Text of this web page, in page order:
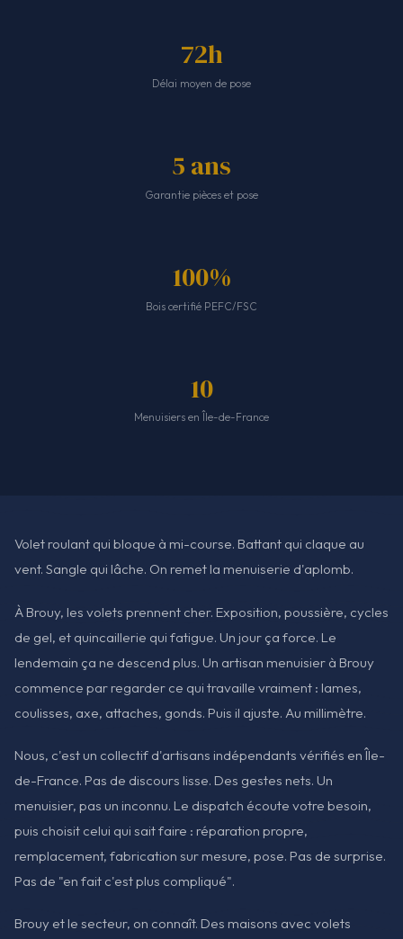
72h
Délai moyen de pose
5 ans
Garantie pièces et pose
100%
Bois certifié PEFC/FSC
10
Menuisiers en Île-de-France
Volet roulant qui bloque à mi-course. Battant qui claque au
vent. Sangle qui lâche. On remet la menuiserie d'aplomb.
À Brouy, les volets prennent cher. Exposition, poussière, cycles
de gel, et quincaillerie qui fatigue. Un jour ça force. Le
lendemain ça ne descend plus. Un artisan menuisier à Brouy
commence par regarder ce qui travaille vraiment : lames,
coulisses, axe, attaches, gonds. Puis il ajuste. Au millimètre.
Nous, c'est un collectif d'artisans indépendants vérifiés en Île-
de-France. Pas de discours lisse. Des gestes nets. Un
menuisier, pas un inconnu. Le dispatch écoute votre besoin,
puis choisit celui qui sait faire : réparation propre,
remplacement, fabrication sur mesure, pose. Pas de surprise.
Pas de "en fait c'est plus compliqué".
Brouy et le secteur, on connaît. Des maisons avec volets